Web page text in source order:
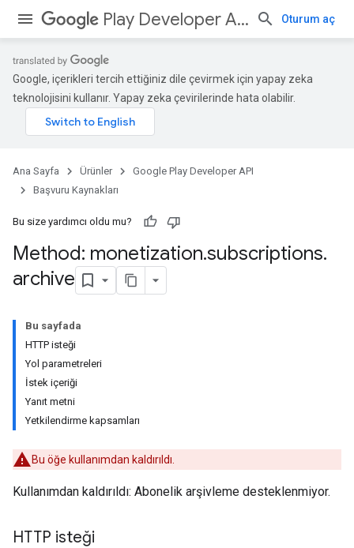
Play Developer API Oturum aç
Google, içerikleri tercih ettiğiniz dile çevirmek için yapay zeka
teknolojisini kullanır. Yapay zeka çevirilerinde hata olabilir.
Ana Sayfa Ürünler
Google Play Developer API
Başvuru Kaynakları
Bu size yardımcı oldu mu?
Method: monetization.subscriptions.
archive
Bu sayfada
HTTP isteği
Yol parametreleri
İstek içeriği
Yanıt metni
Yetkilendirme kapsamları
Bu öğe kullanımdan kaldırıldı.
Kullanımdan kaldırıldı: Abonelik arşivleme desteklenmiyor.
HTTP isteği